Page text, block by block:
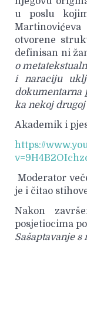
u poslu
otvorene
definisan ni
o
i naraciju
dokumentarna
ka nekoj
Akademik i
https://
Moderator
je i čitao
Nakon
posjetiocima
Sašaptavanje